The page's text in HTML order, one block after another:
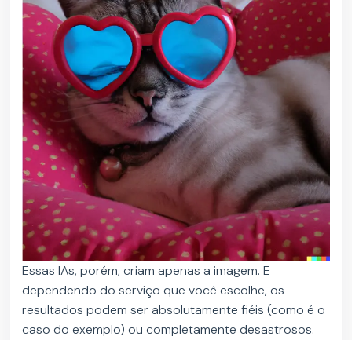
Essas IAs, porém, criam apenas a imagem. E
dependendo do serviço que você escolhe, os
resultados podem ser absolutamente fiéis (como é o
caso do exemplo) ou completamente desastrosos.